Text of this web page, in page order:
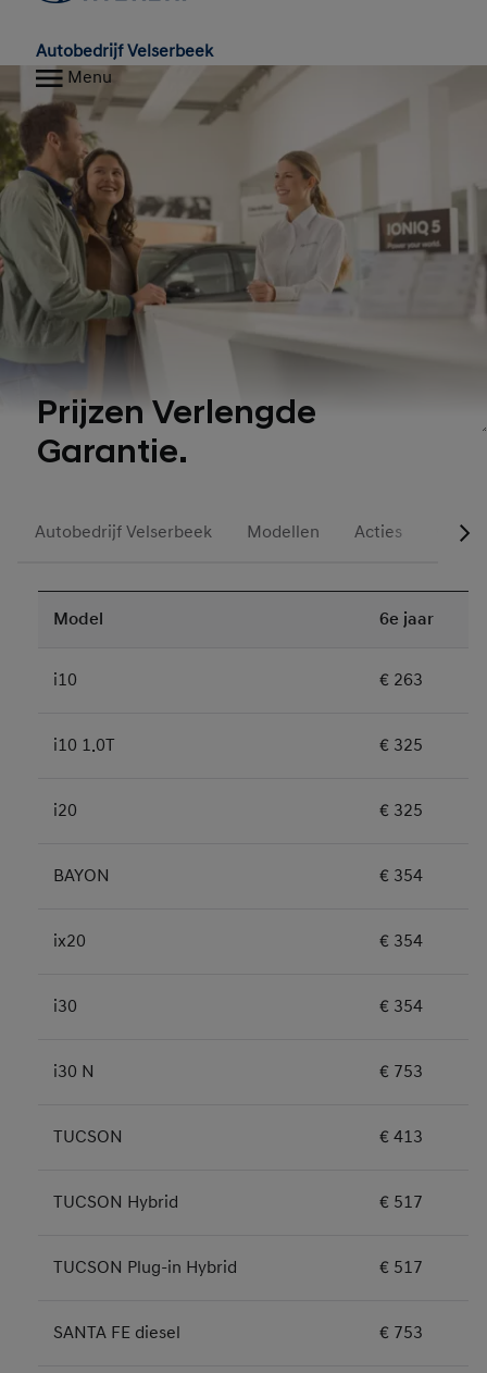
Autobedrijf Velserbeek
Menu
Prijzen Verlengde
Garantie.
Autobedrijf Velserbeek Modellen Acties
Model 6e jaar
i10 € 263
i10 1.0T € 325
i20 € 325
BAYON € 354
ix20 € 354
i30 € 354
i30 N € 753
TUCSON € 413
TUCSON Hybrid € 517
TUCSON Plug-in Hybrid € 517
SANTA FE diesel € 753